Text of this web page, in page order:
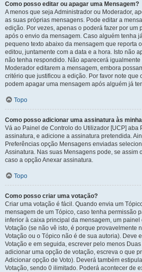
Como posso editar ou apagar uma Mensagem?
A menos que seja Administrador ou Moderador,
as suas próprias mensagens. Pode editar a
edição. Por vezes, apenas o poderá fazer por um
após o envio da mensagem. Caso alguém tenha
pequeno texto abaixo da mensagem que reporta
editou, juntamente com a data e a hora. Isto não
não tenha respondido. Não aparecerá igualmente
Moderador editarem a mensagem, embora
critério que justificou a edição. Por favor note que
podem apagar uma mensagem após alguém já
Topo
Como posso adicionar uma assinatura às
Vá ao Painel de Controlo do Utilizador [UCP] aba
assinatura, e adicione a assinatura pretendida.
Preferências opção Mensagens enviadas
Assinatura. Nas suas Mensagens pode, se assim
caso a opção Anexar assinatura.
Topo
Como posso criar uma votação?
Criar uma votação é fácil. Quando envia um
mensagem de um Tópico, caso tenha permissão
inferior à caixa principal da mensagem, um painel
Votação (se não vê isto, é porque provavelmente
Votação ou o Tópico não é de sua autoria). Deve
Votação e em seguida, escrever pelo menos
adicionar uma opção de votação, escreva o que
Adicionar opção de Voto). Deverá também
Votação, sendo 0 ilimitado. Poderá acontecer de